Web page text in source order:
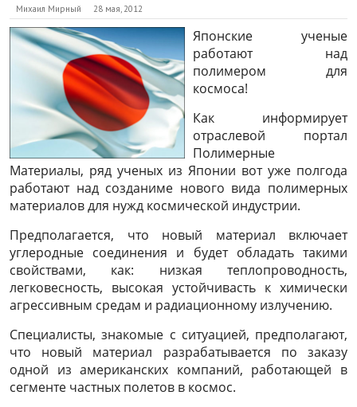
Михаил Мирный 28 мая, 2012
Японские ученые
работают над
полимером для
космоса!
Как информирует
отраслевой портал
Полимерные
Материалы, ряд ученых из Японии вот уже полгода
работают над созданиме нового вида полимерных
материалов для нужд космической индустрии.
Предполагается, что новый материал включает
углеродные соединения и будет обладать такими
свойствами, как: низкая теплопроводность,
легковесность, высокая устойчивасть к химически
агрессивным средам и радиационному излучению.
Специалисты, знакомые с ситуацией, предполагают,
что новый материал разрабатывается по заказу
одной из американских компаний, работающей в
сегменте частных полетов в космос.